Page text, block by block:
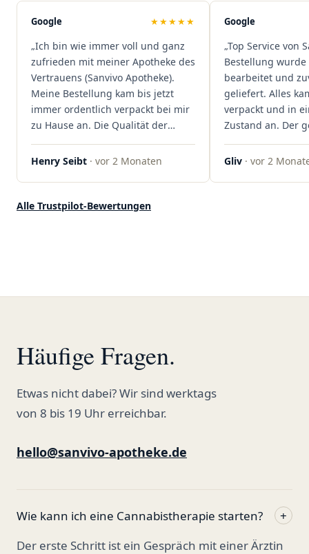
sind extrem zügig, was mir jedes
Mal viel Zeit spart. Man merkt,
Kundenzufriedenheit an erster
Stelle stehen. Vielen Dank an das
Team von Sanvivo – ich bin
rundum begeistert!"
Google ★★★★★
„Ich bin wie immer voll und ganz
zufrieden mit meiner Apotheke des
Vertrauens (Sanvivo Apotheke).
Meine Bestellung kam bis jetzt
immer ordentlich verpackt bei mir
zu Hause an. Die Qualität der
Blüten ist auch immer auf einem
hohen Niveau, die Auswahl ist
ordentlich gelagert, ich hatte nur
Henry Seibt · vor 2 Monaten
Google
„Top Service von
Bestellung wurde
bearbeitet und
geliefert. Alles
verpackt und in
Zustand an. Der
war
professionell.
Gliv · vor 2
Alle Trustpilot-Bewertungen
Häufige Fragen.
Etwas nicht dabei? Wir sind werktags
von 8 bis 19 Uhr erreichbar.
hello@sanvivo-apotheke.de
Wie kann ich eine Cannabistherapie starten?
+
Der erste Schritt ist ein Gespräch mit einer Ärztin